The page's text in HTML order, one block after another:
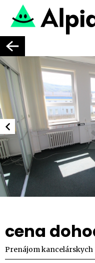
cena
Prenájom kancelárskych